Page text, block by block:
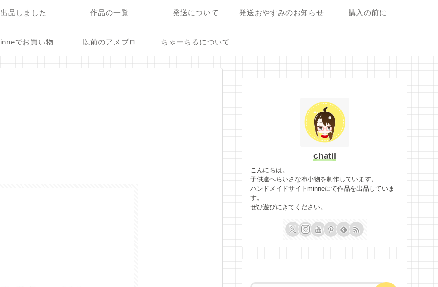
出品しました 作品の一覧 発送について 発送おやすみのお知らせ 購入の前に
でお買い物 以前のアメブロ ちゃーちるについて
chatil
こんにちは。
子供達へちいさな布小物を制作しています。
ハンドメイドサイトminneにて作品を出品していま
す。
ぜひ遊びにきてください。